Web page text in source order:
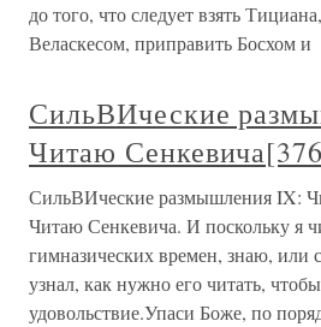
до того, что следует взять
Веласкесом, приправить Босхом и
СильВИческие
Читаю
СильВИческие размышления IX:
Читаю Сенкевича. И поскольку я
гимназических времен, знаю, или
узнал, как нужно его читать,
удовольствие.Упаси Боже, по